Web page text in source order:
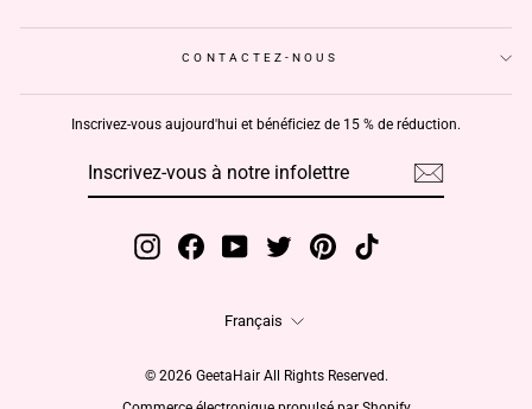
CONTACTEZ-NOUS
Inscrivez-vous aujourd'hui et bénéficiez de 15 % de réduction.
INFOLETTRE
InstagramFacebookYouTube Twitter Pinterest
Langue
Français
© 2026 GeetaHair All Rights Reserved.